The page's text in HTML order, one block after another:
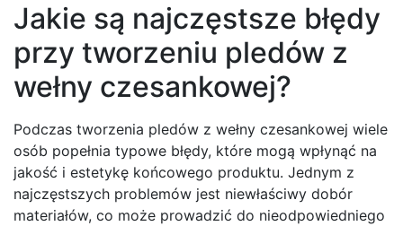
Jakie są najczęstsze błędy
przy tworzeniu pledów z
wełny czesankowej?
Podczas tworzenia pledów z wełny czesankowej wiele
osób popełnia typowe błędy, które mogą wpłynąć na
jakość i estetykę końcowego produktu. Jednym z
najczęstszych problemów jest niewłaściwy dobór
materiałów, co może prowadzić do nieodpowiedniego